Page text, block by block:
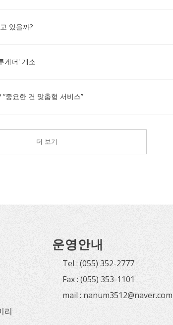
있을까?
게더' 개소
중요한 건 맞춤형 서비스”
더 보기
리
운영안내
Tel : (055) 352-2777
Fax : (055) 353-1101
mail : nanum3512@naver.com